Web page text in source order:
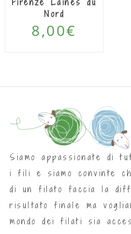
Firenze Laines du
Nord
8,00€
Siamo appassionate di
i fili e siamo convinte
di un filato faccia la
risultato finale ma
mondo dei filati sia